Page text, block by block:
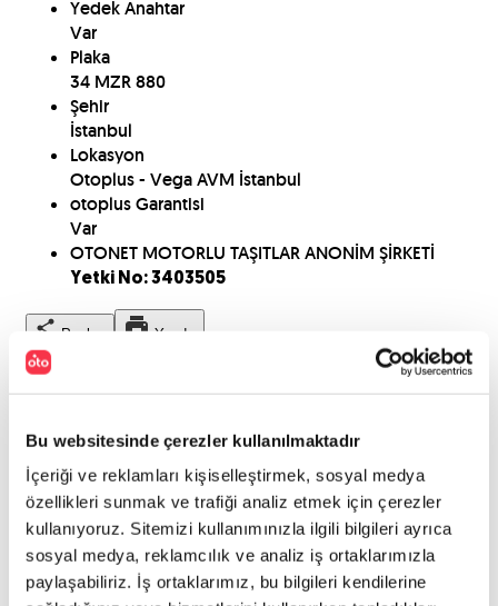
Bu websitesinde çerezler kullanılmaktadır
İçeriği ve reklamları kişiselleştirmek, sosyal medya
özellikleri sunmak ve trafiği analiz etmek için çerezler
kullanıyoruz. Sitemizi kullanımınızla ilgili bilgileri ayrıca
sosyal medya, reklamcılık ve analiz iş ortaklarımızla
paylaşabiliriz. İş ortaklarımız, bu bilgileri kendilerine
Yedek Anahtar
Var
Plaka
34 MZR 880
Şehir
İstanbul
Lokasyon
Otoplus - Vega AVM İstanbul
otoplus Garantisi
Var
OTONET MOTORLU TAŞITLAR ANONİM ŞİRKETİ
Yetki No: 3403505
Paylaş Yazdır
Kaporta Ekspertiz